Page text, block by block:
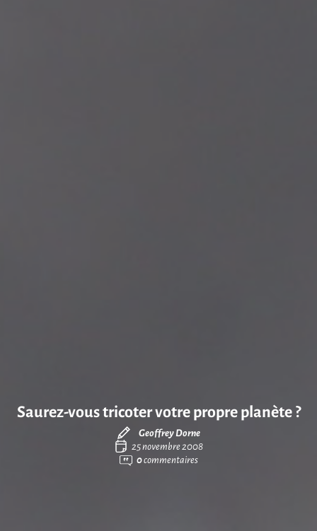
Saurez-vous tricoter votre propre planète ?
Geoffrey Dorne
25 novembre 2008
0commentaires